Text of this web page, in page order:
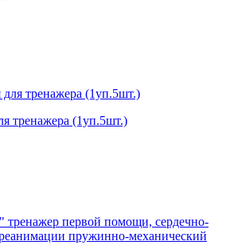
тренажера (1уп.5шт.)